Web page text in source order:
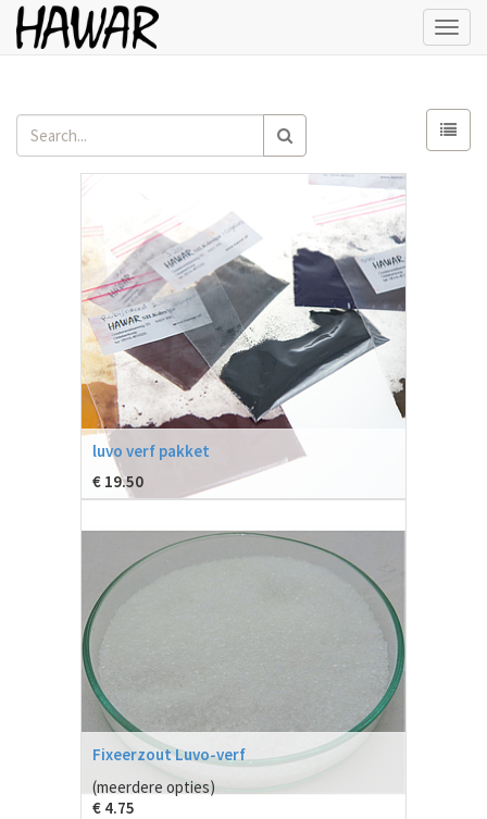
luvo verf pakket
€ 19.50
Fixeerzout Luvo-verf
(meerdere opties)
€ 4.75